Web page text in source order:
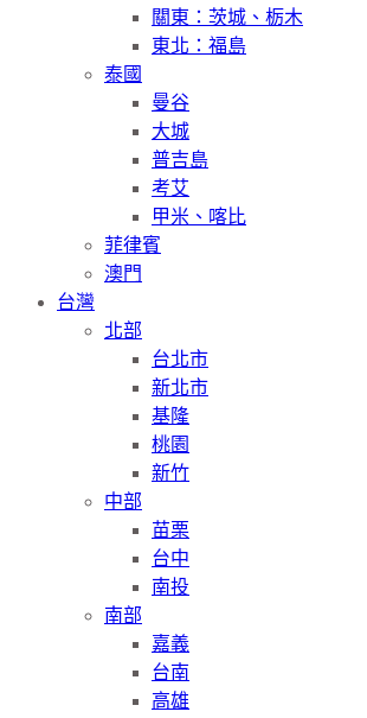
關東：茨城、栃木
東北：福島
泰國
曼谷
大城
普吉島
考艾
甲米、喀比
菲律賓
澳門
台灣
北部
台北市
新北市
基隆
桃園
新竹
中部
苗栗
台中
南投
南部
嘉義
台南
高雄